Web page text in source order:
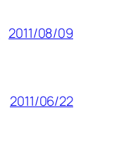
2011/08/09
2011/06/22